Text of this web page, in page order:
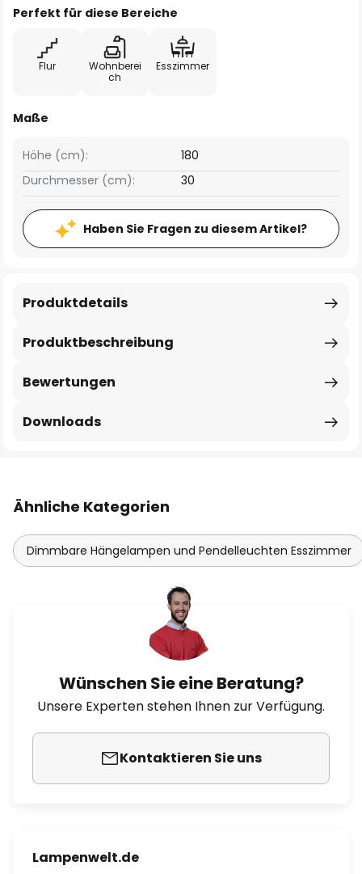
Perfekt für diese Bereiche
Flur
Wohnberei
ch
Esszimmer
Maße
Höhe (cm):
180
Durchmesser (cm):
30
Haben Sie Fragen zu diesem Artikel?
Produktbeschreibung
Produktdetails
Bewertungen
Downloads
Ähnliche Kategorien
Dimmbare Hängelampen und Pendelleuchten Esszimmer
Wünschen Sie eine Beratung?
Unsere Experten stehen Ihnen zur Verfügung.
Kontaktieren Sie uns
Lampenwelt.de